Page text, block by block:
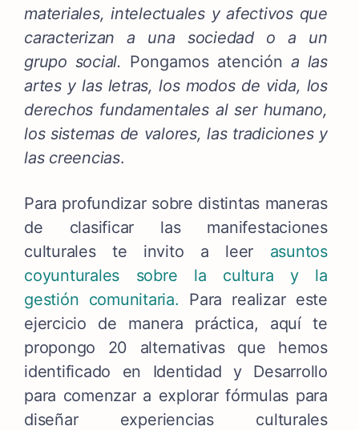
materiales, intelectuales y afectivos que
caracterizan a una sociedad o a un
grupo social. Pongamos atención a las
artes y las letras, los modos de vida, los
derechos fundamentales al ser humano,
los sistemas de valores, las tradiciones y
las creencias.
Para profundizar sobre distintas maneras
de clasificar las manifestaciones
culturales te invito a leer asuntos
coyunturales sobre la cultura y la
gestión comunitaria. Para realizar este
ejercicio de manera práctica, aquí te
propongo 20 alternativas que hemos
identificado en Identidad y Desarrollo
para comenzar a explorar fórmulas para
diseñar experiencias culturales